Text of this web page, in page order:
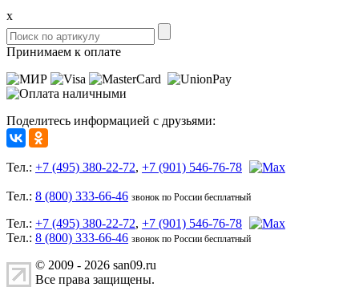
x
Принимаем к оплате
Поделитесь информацией с друзьями:
Тел.: +7 (495) 380-22-72, +7 (901) 546-76-78
Тел.: 8 (800) 333-66-46 звонок по России бесплатный
Тел.: +7 (495) 380-22-72, +7 (901) 546-76-78
Тел.: 8 (800) 333-66-46 звонок по России бесплатный
© 2009 - 2026 san09.ru
Все права защищены.